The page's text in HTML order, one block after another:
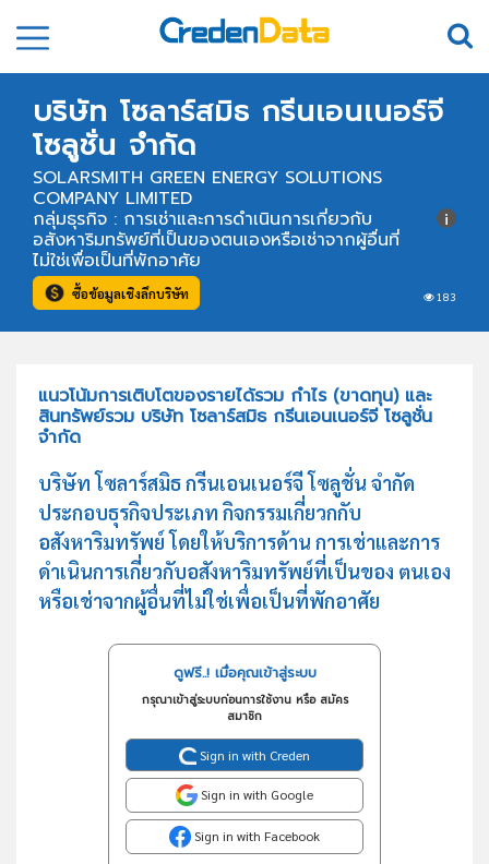
บริษัท โซลาร์สมิธ กรีนเอนเนอร์จี
โซลูชั่น จำกัด
SOLARSMITH GREEN ENERGY SOLUTIONS
COMPANY LIMITED
183
กลุ่มธุรกิจ : การเช่าและการดำเนินการเกี่ยวกับ
อสังหาริมทรัพย์ที่เป็นของตนเองหรือเช่าจากผู้อื่นที่
ไม่ใช่เพื่อเป็นที่พักอาศัย
ซื้อข้อมูลเชิงลึกบริษัท
แนวโน้มการเติบโตของรายได้รวม กำไร (ขาดทุน) และ
สินทรัพย์รวม บริษัท โซลาร์สมิธ กรีนเอนเนอร์จี โซลูชั่น
จำกัด
บริษัท โซลาร์สมิธ กรีนเอนเนอร์จี โซลูชั่น จำกัด
ประกอบธุรกิจประเภท กิจกรรมเกี่ยวกกับ
อสังหาริมทรัพย์ โดยให้บริการด้าน การเช่าและการ
ดำเนินการเกี่ยวกับอสังหาริมทรัพย์ที่เป็นของ ตนเอง
หรือเช่าจากผู้อื่นที่ไม่ใช่เพื่อเป็นที่พักอาศัย
ดูฟรี..! เมื่อคุณเข้าสู่ระบบ
กรุณาเข้าสู่ระบบก่อนการใช้งาน หรือ สมัคร
สมาชิก
Sign in with Creden
Sign in with Google
Sign in with Facebook